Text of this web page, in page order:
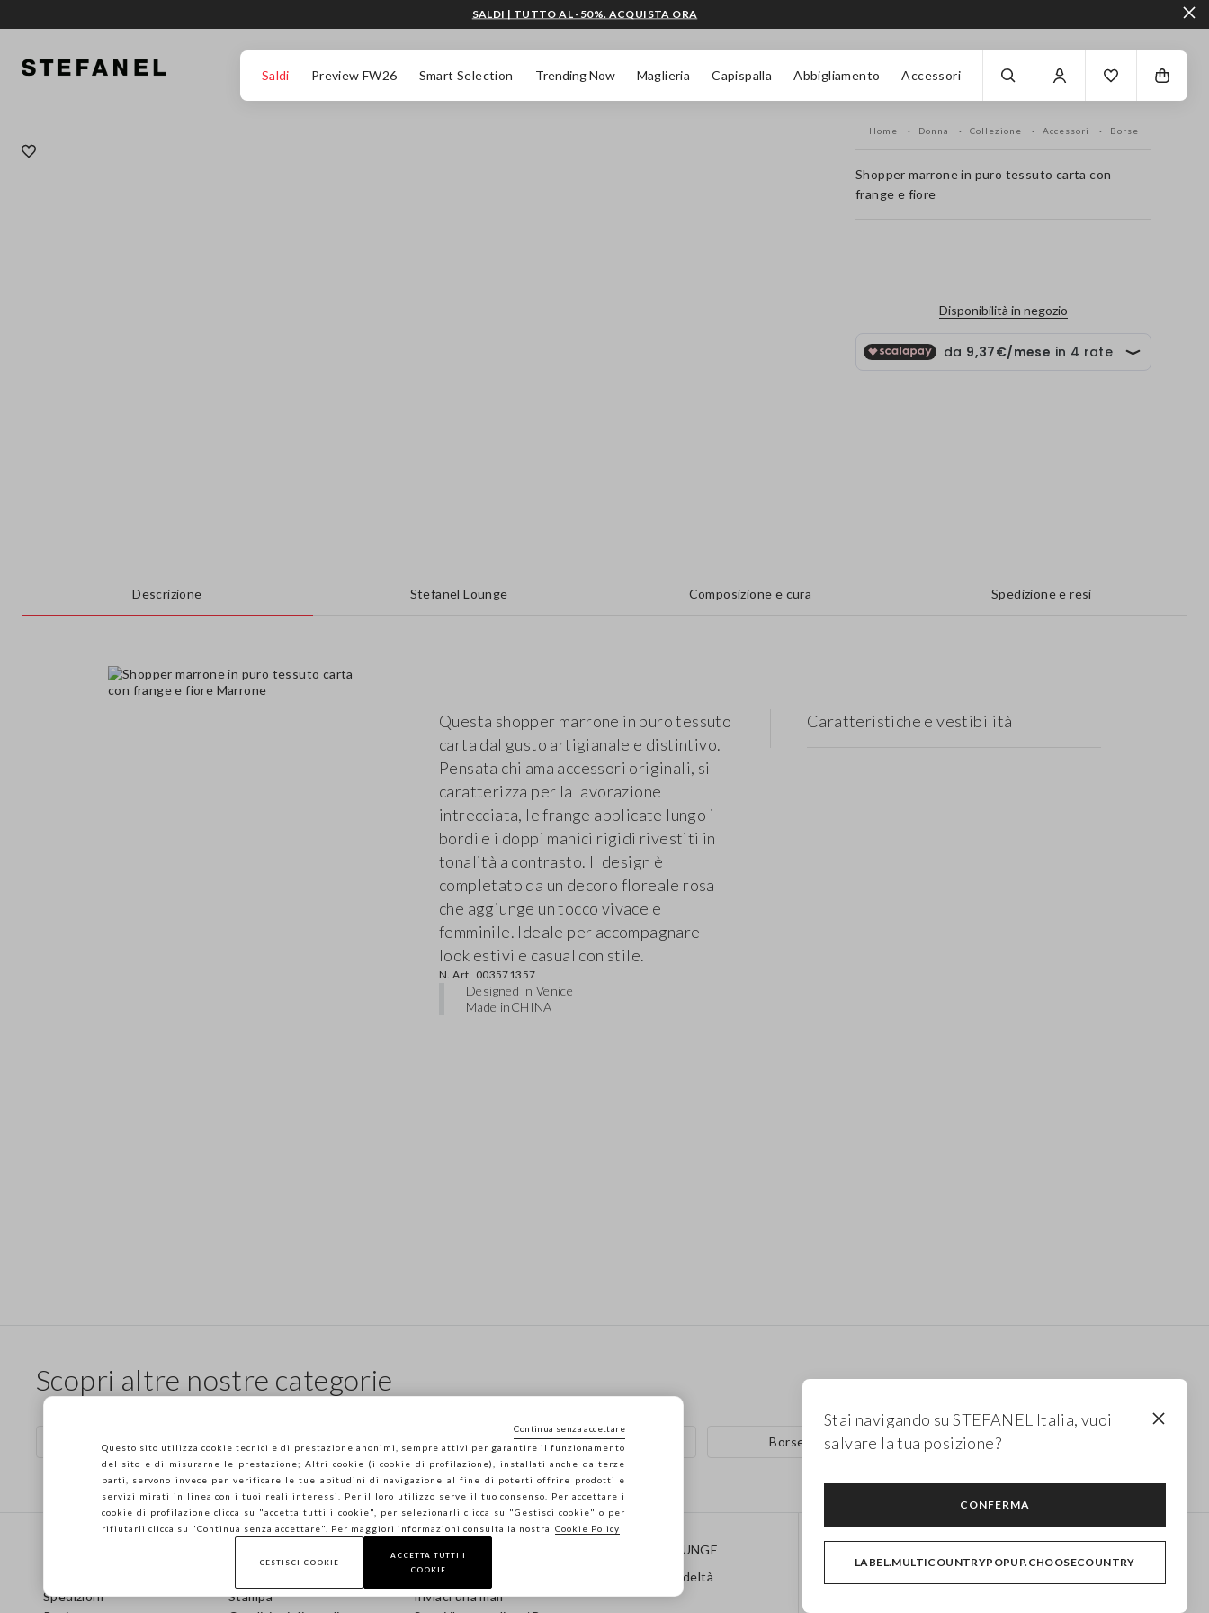
Saldi Preview FW26 Smart Selection Trending Now Maglieria Capispalla Abbigliamento Accessori
SALDI | TUTTO AL -50%. ACQUISTA ORA
Home Donna Collezione Accessori Borse
Shopper marrone in puro tessuto carta con
frange e fiore
Disponibilità in negozio
Descrizione Stefanel Lounge Composizione e cura Spedizione e resi
Questa shopper marrone in puro tessuto
carta dal gusto artigianale e distintivo.
Pensata chi ama accessori originali, si
caratterizza per la lavorazione
intrecciata, le frange applicate lungo i
bordi e i doppi manici rigidi rivestiti in
tonalità a contrasto. Il design è
completato da un decoro floreale rosa
che aggiunge un tocco vivace e
femminile. Ideale per accompagnare
look estivi e casual con stile.
N. Art. 003571357
Designed in Venice
Made inCHINA
Caratteristiche e vestibilità
Scopri altre nostre categorie
Borse marroni Gonne marroni Cappelli marroni Borse di pelle marrone
Spedizioni
Stampa
CONTATTI
Chiamaci: 041 8520343
Inviaci una mail
STEFANEL LOUNGE
Programma Fedeltà
Newsletter
Ricevi informazioni su nuovi drop, collezioni e
Stai navigando su STEFANEL Italia, vuoi
salvare la tua posizione?
CONFERMA
LABEL.MULTICOUNTRYPOPUP.CHOOSECOUNTRY
Questo sito utilizza cookie tecnici e di prestazione anonimi, sempre attivi per garantire il funzionamento
del sito e di misurarne le prestazione; Altri cookie (i cookie di profilazione), installati anche da terze
parti, servono invece per verificare le tue abitudini di navigazione al fine di poterti offrire prodotti e
servizi mirati in linea con i tuoi reali interessi. Per il loro utilizzo serve il tuo consenso. Per accettare i
cookie di profilazione clicca su "accetta tutti i cookie", per selezionarli clicca su "Gestisci cookie" o per
rifiutarli clicca su "Continua senza accettare". Per maggiori informazioni consulta la nostra Cookie Policy
GESTISCI COOKIE
ACCETTA TUTTI I
COOKIE
Continua senza accettare